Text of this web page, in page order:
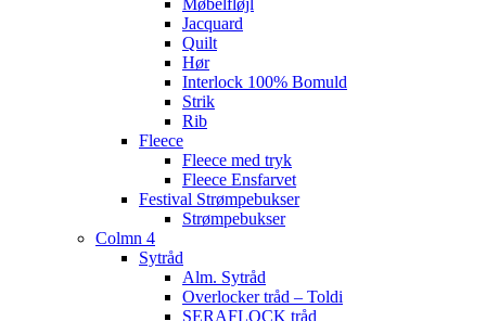
Møbelfløjl
Jacquard
Quilt
Hør
Interlock 100% Bomuld
Strik
Rib
Fleece
Fleece med tryk
Fleece Ensfarvet
Festival Strømpebukser
Strømpebukser
Colmn 4
Sytråd
Alm. Sytråd
Overlocker tråd – Toldi
SERAFLOCK tråd